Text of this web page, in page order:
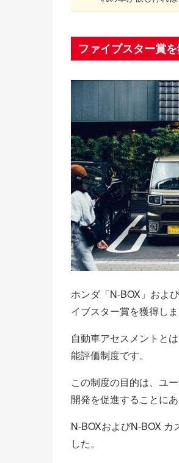
ファイブスター賞
ホンダ「N-BOX」およ
イブスター賞を獲得しま
自動車アセスメントと
能評価制度です。
この制度の目的は、ユ
開発を促進することにあ
N-BOXおよびN-BOX
した。